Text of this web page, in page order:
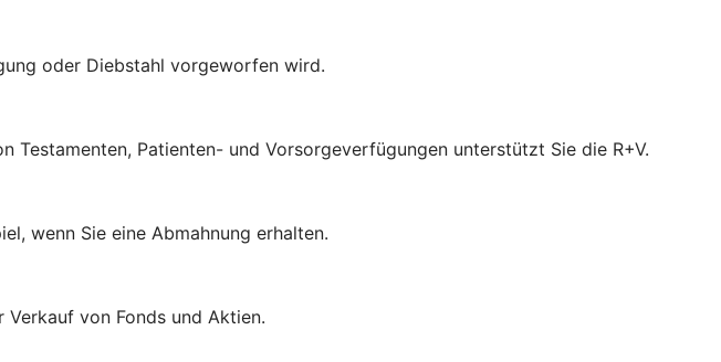
oder Diebstahl vorgeworfen wird.
Patienten- und Vorsorgeverfügungen unterstützt Sie die R+V.
wenn Sie eine Abmahnung erhalten.
von Fonds und Aktien.